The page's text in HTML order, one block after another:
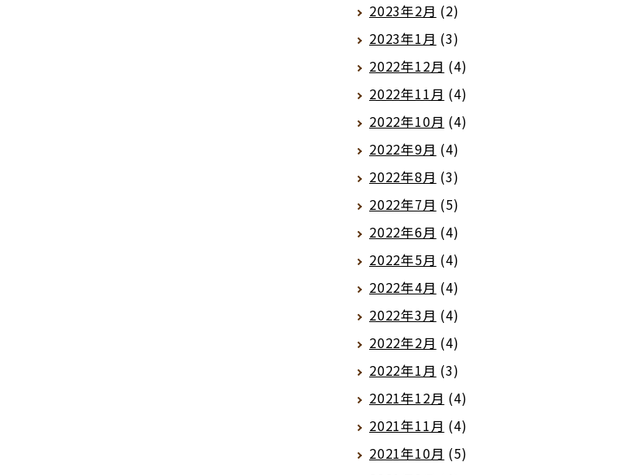
2023年2月 (2)
2023年1月 (3)
2022年12月 (4)
2022年11月 (4)
2022年10月 (4)
2022年9月 (4)
2022年8月 (3)
2022年7月 (5)
2022年6月 (4)
2022年5月 (4)
2022年4月 (4)
2022年3月 (4)
2022年2月 (4)
2022年1月 (3)
2021年12月 (4)
2021年11月 (4)
2021年10月 (5)